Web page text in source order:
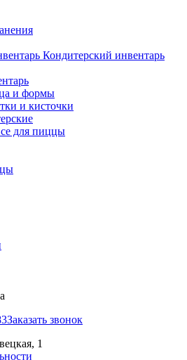
Кондитерский инвентарь
и формы
и кисточки
для пиццы
Заказать звонок
1